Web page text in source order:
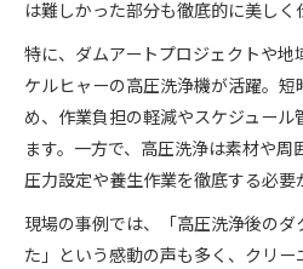
は難しかった部分も徹底的に美しく
特に、ダムアートプロジェクトや地
ケルヒャーの高圧洗浄機が活躍。
め、作業負担の軽減やスケジュール
ます。一方で、高圧洗浄は素材や周
圧力設定や養生作業を徹底する必要
現場の事例では、「高圧洗浄後の
た」という感動の声も多く、クリ